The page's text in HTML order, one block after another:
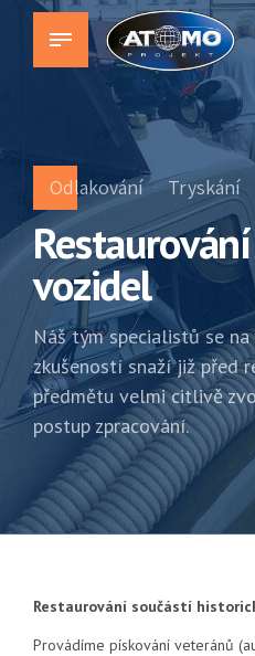
Odlakování Tryskání
vozidel
Náš tým specialistů se
zkušeností snaží již před
předmětu velmi citlivě
postup zpracování.
Restaurování součástí
Provádíme pískování veteránů